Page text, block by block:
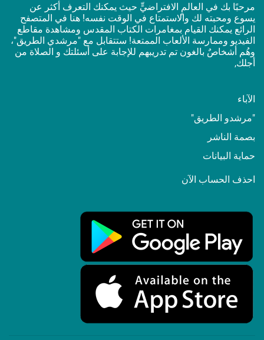
مرحبًا بك في العالمٍ الافتراضيٍّ حيث يمكنك التعرف أكثر عن
يسوع ومحبته لك والاستمتاع في الوقت نفسه! هنا في المتصفح
الرائع يمكنك القيام بمغامرات الكتاب المقدس ومشاهدة مقاطع
الفيديو وممارسة الألعاب الممتعة! ستتقابل مع "مرشدي الطريق"،
وهُم أشخاصٌ بالغون تم تدريبهم للإجابة على أسئلتك و الصلاة من
أجلك,
الآباء
"مرشدو الطريق"
بصمة الناشر
حماية البيانات
احذف الحساب الآن